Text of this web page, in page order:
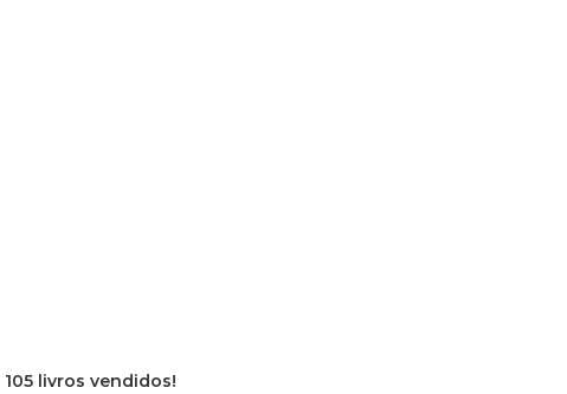
105 livros vendidos!